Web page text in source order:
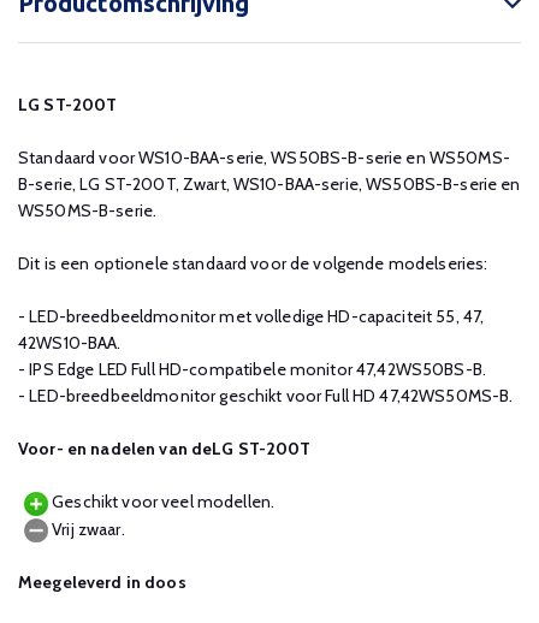
LG ST-200T
Standaard voor WS10-BAA-serie, WS50BS-B-serie en WS50MS-
B-serie, LG ST-200T, Zwart, WS10-BAA-serie, WS50BS-B-serie en
WS50MS-B-serie.
Dit is een optionele standaard voor de volgende modelseries:
- LED-breedbeeldmonitor met volledige HD-capaciteit 55, 47,
42WS10-BAA.
- IPS Edge LED Full HD-compatibele monitor 47,42WS50BS-B.
- LED-breedbeeldmonitor geschikt voor Full HD 47,42WS50MS-B.
Voor- en nadelen van deLG ST-200T
Geschikt voor veel modellen.
Vrij zwaar.
Meegeleverd in doos